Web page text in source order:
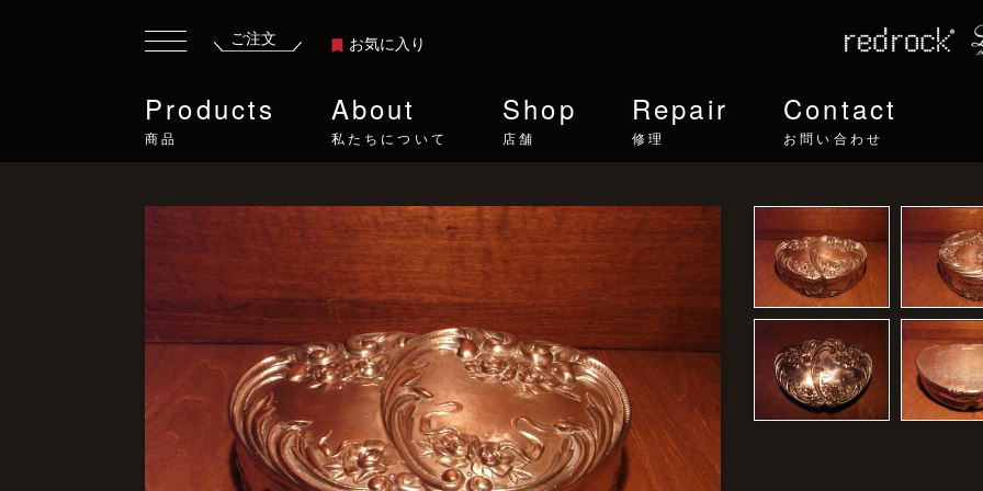
ご注文 お気に入り
Products
商品
About
私たちについて
Shop
店舗
Repair
修理
Contact
お問い合わせ